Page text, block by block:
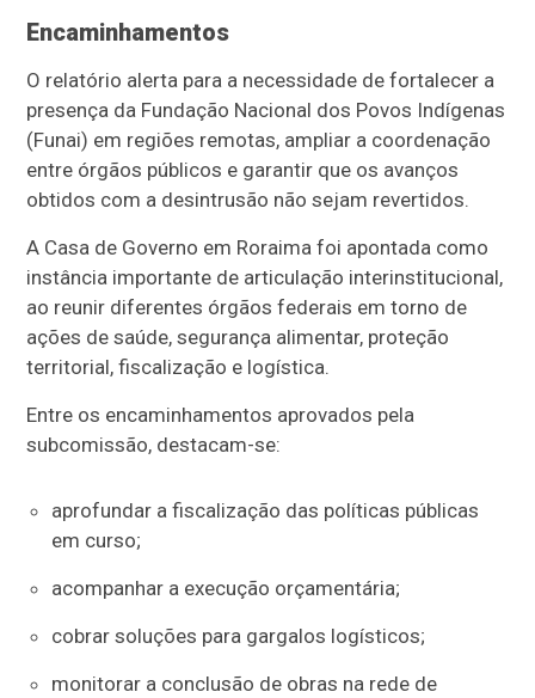
Encaminhamentos
O relatório alerta para a necessidade de fortalecer a
presença da Fundação Nacional dos Povos Indígenas
(Funai) em regiões remotas, ampliar a coordenação
entre órgãos públicos e garantir que os avanços
obtidos com a desintrusão não sejam revertidos.
A Casa de Governo em Roraima foi apontada como
instância importante de articulação interinstitucional,
ao reunir diferentes órgãos federais em torno de
ações de saúde, segurança alimentar, proteção
territorial, fiscalização e logística.
Entre os encaminhamentos aprovados pela
subcomissão, destacam-se:
aprofundar a fiscalização das políticas públicas
em curso;
acompanhar a execução orçamentária;
cobrar soluções para gargalos logísticos;
monitorar a conclusão de obras na rede de